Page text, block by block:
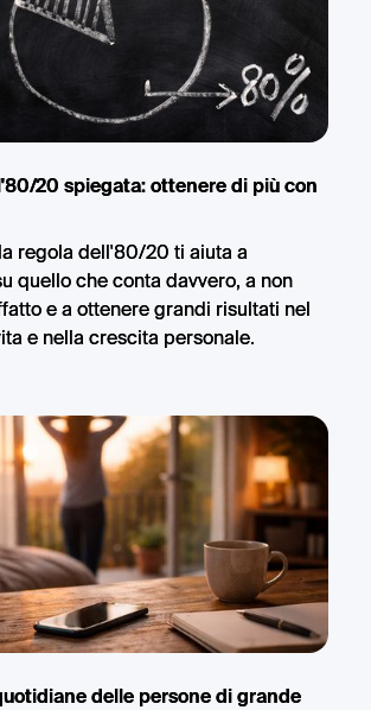
20 spiegata: ottenere di più con
regola dell'80/20 ti aiuta a
quello che conta davvero, a non
e a ottenere grandi risultati nel
e nella crescita personale.
delle persone di grande